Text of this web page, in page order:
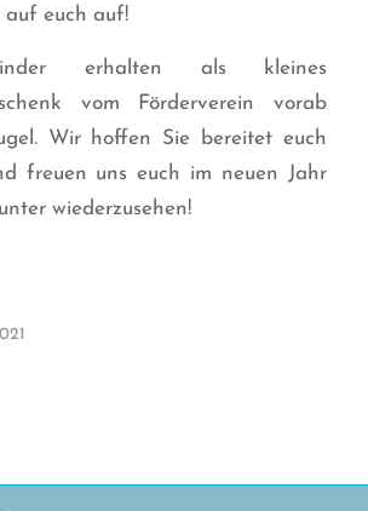
auf euch auf!
erhalten als kleines
vom Förderverein vorab
Wir hoffen Sie bereitet euch
freuen uns euch im neuen Jahr
wiederzusehen!